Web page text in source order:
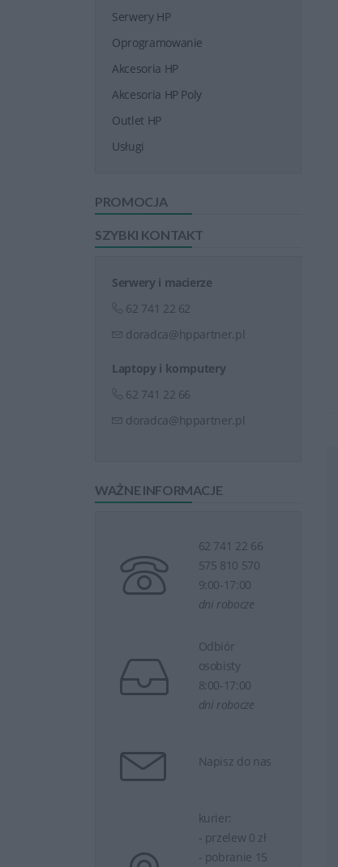
Serwery HP
Oprogramowanie
Akcesoria HP
Akcesoria HP Poly
Outlet HP
Usługi
PROMOCJA
SZYBKI KONTAKT
Serwery i macierze
62 741 22 62
doradca@hppartner.pl
Laptopy i komputery
62 741 22 66
doradca@hppartner.pl
WAŻNE INFORMACJE
62 741 22 66
575 810 570
9:00-17:00
dni robocze
Odbiór
osobisty
8:00-17:00
dni robocze
Napisz do nas
kurier:
- przelew 0 zł
- pobranie 15